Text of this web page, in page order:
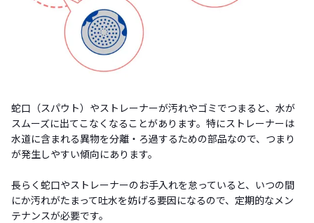
蛇口（スパウト）やストレーナーが汚れやゴミでつまると、水が
スムーズに出てこなくなることがあります。特にストレーナーは
水道に含まれる異物を分離・ろ過するための部品なので、つまり
が発生しやすい傾向にあります。
長らく蛇口やストレーナーのお手入れを怠っていると、いつの間
にか汚れがたまって吐水を妨げる要因になるので、定期的なメン
テナンスが必要です。